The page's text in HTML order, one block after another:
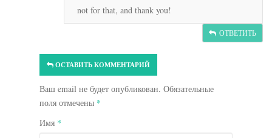
not for that, and thank you!
ОТВЕТИТЬ
ОСТАВИТЬ КОММЕНТАРИЙ
Ваш email не будет опубликован. Обязательные
поля отмечены *
Имя *